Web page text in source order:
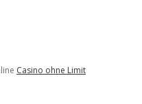
Casino ohne Limit